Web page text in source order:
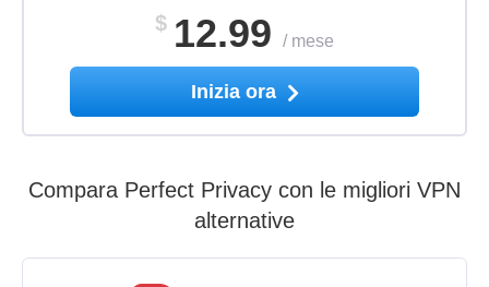
$ 12.99 / mese
Inizia ora
Compara Perfect Privacy con le migliori VPN
alternative